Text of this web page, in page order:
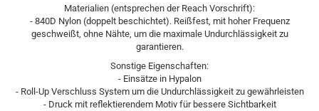
Materialien (entsprechen der Reach Vorschrift):
- 840D Nylon (doppelt beschichtet). Reißfest, mit hoher Frequenz
geschweißt, ohne Nähte, um die maximale Undurchlässigkeit zu
garantieren.
Sonstige Eigenschaften:
- Einsätze in Hypalon
- Roll-Up Verschluss System um die Undurchlässigkeit zu gewährleisten
- Druck mit reflektierendem Motiv für bessere Sichtbarkeit